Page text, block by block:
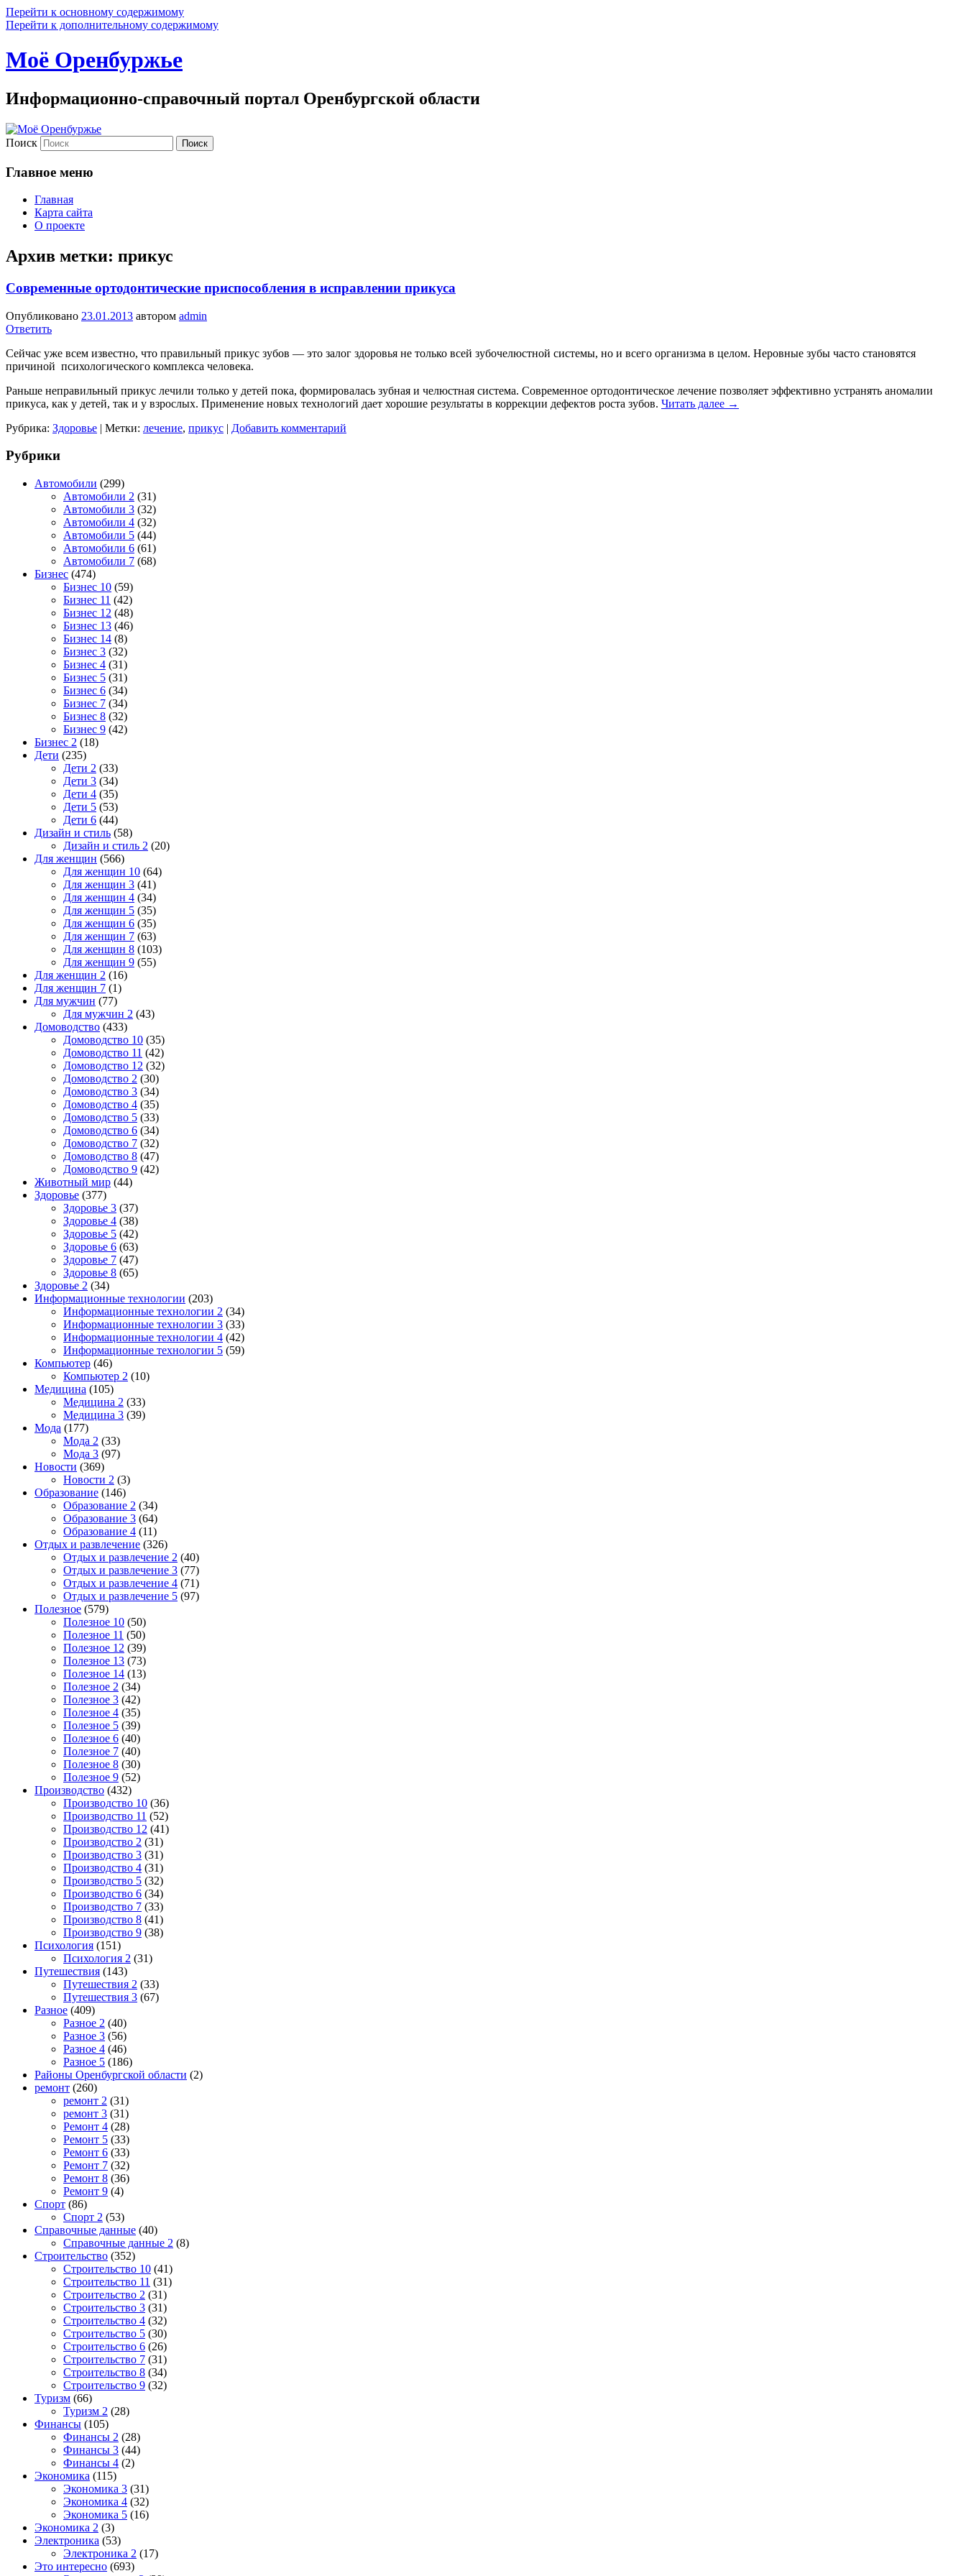
Перейти к основному содержимому
Перейти к дополнительному содержимому
Моё Оренбуржье
Информационно-справочный портал Оренбургской области
Поиск
Главное меню
Главная
Карта сайта
О проекте
Архив метки: прикус
Современные ортодонтические приспособления в исправлении прикуса
Опубликовано 23.01.2013 автором admin
Ответить
Сейчас уже всем известно, что правильный прикус зубов — это залог здоровья не только всей зубочелюстной системы, но и всего организма в целом. Неровные зубы часто становятся
причиной психологического комплекса человека.
Раньше неправильный прикус лечили только у детей пока, формировалась зубная и челюстная система. Современное ортодонтическое лечение позволяет эффективно устранять аномалии
прикуса, как у детей, так и у взрослых. Применение новых технологий дает хорошие результаты в коррекции дефектов роста зубов. Читать далее →
Рубрика: Здоровье | Метки: лечение, прикус | Добавить комментарий
Рубрики
Автомобили (299)
Автомобили 2 (31)
Автомобили 3 (32)
Автомобили 4 (32)
Автомобили 5 (44)
Автомобили 6 (61)
Автомобили 7 (68)
Бизнес (474)
Бизнес 10 (59)
Бизнес 11 (42)
Бизнес 12 (48)
Бизнес 13 (46)
Бизнес 14 (8)
Бизнес 3 (32)
Бизнес 4 (31)
Бизнес 5 (31)
Бизнес 6 (34)
Бизнес 7 (34)
Бизнес 8 (32)
Бизнес 9 (42)
Бизнес 2 (18)
Дети (235)
Дети 2 (33)
Дети 3 (34)
Дети 4 (35)
Дети 5 (53)
Дети 6 (44)
Дизайн и стиль (58)
Дизайн и стиль 2 (20)
Для женщин (566)
Для женщин 10 (64)
Для женщин 3 (41)
Для женщин 4 (34)
Для женщин 5 (35)
Для женщин 6 (35)
Для женщин 7 (63)
Для женщин 8 (103)
Для женщин 9 (55)
Для женщин 2 (16)
Для женщин 7 (1)
Для мужчин (77)
Для мужчин 2 (43)
Домоводство (433)
Домоводство 10 (35)
Домоводство 11 (42)
Домоводство 12 (32)
Домоводство 2 (30)
Домоводство 3 (34)
Домоводство 4 (35)
Домоводство 5 (33)
Домоводство 6 (34)
Домоводство 7 (32)
Домоводство 8 (47)
Домоводство 9 (42)
Животный мир (44)
Здоровье (377)
Здоровье 3 (37)
Здоровье 4 (38)
Здоровье 5 (42)
Здоровье 6 (63)
Здоровье 7 (47)
Здоровье 8 (65)
Здоровье 2 (34)
Информационные технологии (203)
Информационные технологии 2 (34)
Информационные технологии 3 (33)
Информационные технологии 4 (42)
Информационные технологии 5 (59)
Компьютер (46)
Компьютер 2 (10)
Медицина (105)
Медицина 2 (33)
Медицина 3 (39)
Мода (177)
Мода 2 (33)
Мода 3 (97)
Новости (369)
Новости 2 (3)
Образование (146)
Образование 2 (34)
Образование 3 (64)
Образование 4 (11)
Отдых и развлечение (326)
Отдых и развлечение 2 (40)
Отдых и развлечение 3 (77)
Отдых и развлечение 4 (71)
Отдых и развлечение 5 (97)
Полезное (579)
Полезное 10 (50)
Полезное 11 (50)
Полезное 12 (39)
Полезное 13 (73)
Полезное 14 (13)
Полезное 2 (34)
Полезное 3 (42)
Полезное 4 (35)
Полезное 5 (39)
Полезное 6 (40)
Полезное 7 (40)
Полезное 8 (30)
Полезное 9 (52)
Производство (432)
Производство 10 (36)
Производство 11 (52)
Производство 12 (41)
Производство 2 (31)
Производство 3 (31)
Производство 4 (31)
Производство 5 (32)
Производство 6 (34)
Производство 7 (33)
Производство 8 (41)
Производство 9 (38)
Психология (151)
Психология 2 (31)
Путешествия (143)
Путешествия 2 (33)
Путешествия 3 (67)
Разное (409)
Разное 2 (40)
Разное 3 (56)
Разное 4 (46)
Разное 5 (186)
Районы Оренбургской области (2)
ремонт (260)
ремонт 2 (31)
ремонт 3 (31)
Ремонт 4 (28)
Ремонт 5 (33)
Ремонт 6 (33)
Ремонт 7 (32)
Ремонт 8 (36)
Ремонт 9 (4)
Спорт (86)
Спорт 2 (53)
Справочные данные (40)
Справочные данные 2 (8)
Строительство (352)
Строительство 10 (41)
Строительство 11 (31)
Строительство 2 (31)
Строительство 3 (31)
Строительство 4 (32)
Строительство 5 (30)
Строительство 6 (26)
Строительство 7 (31)
Строительство 8 (34)
Строительство 9 (32)
Туризм (66)
Туризм 2 (28)
Финансы (105)
Финансы 2 (28)
Финансы 3 (44)
Финансы 4 (2)
Экономика (115)
Экономика 3 (31)
Экономика 4 (32)
Экономика 5 (16)
Экономика 2 (3)
Электроника (53)
Электроника 2 (17)
Это интересно (693)